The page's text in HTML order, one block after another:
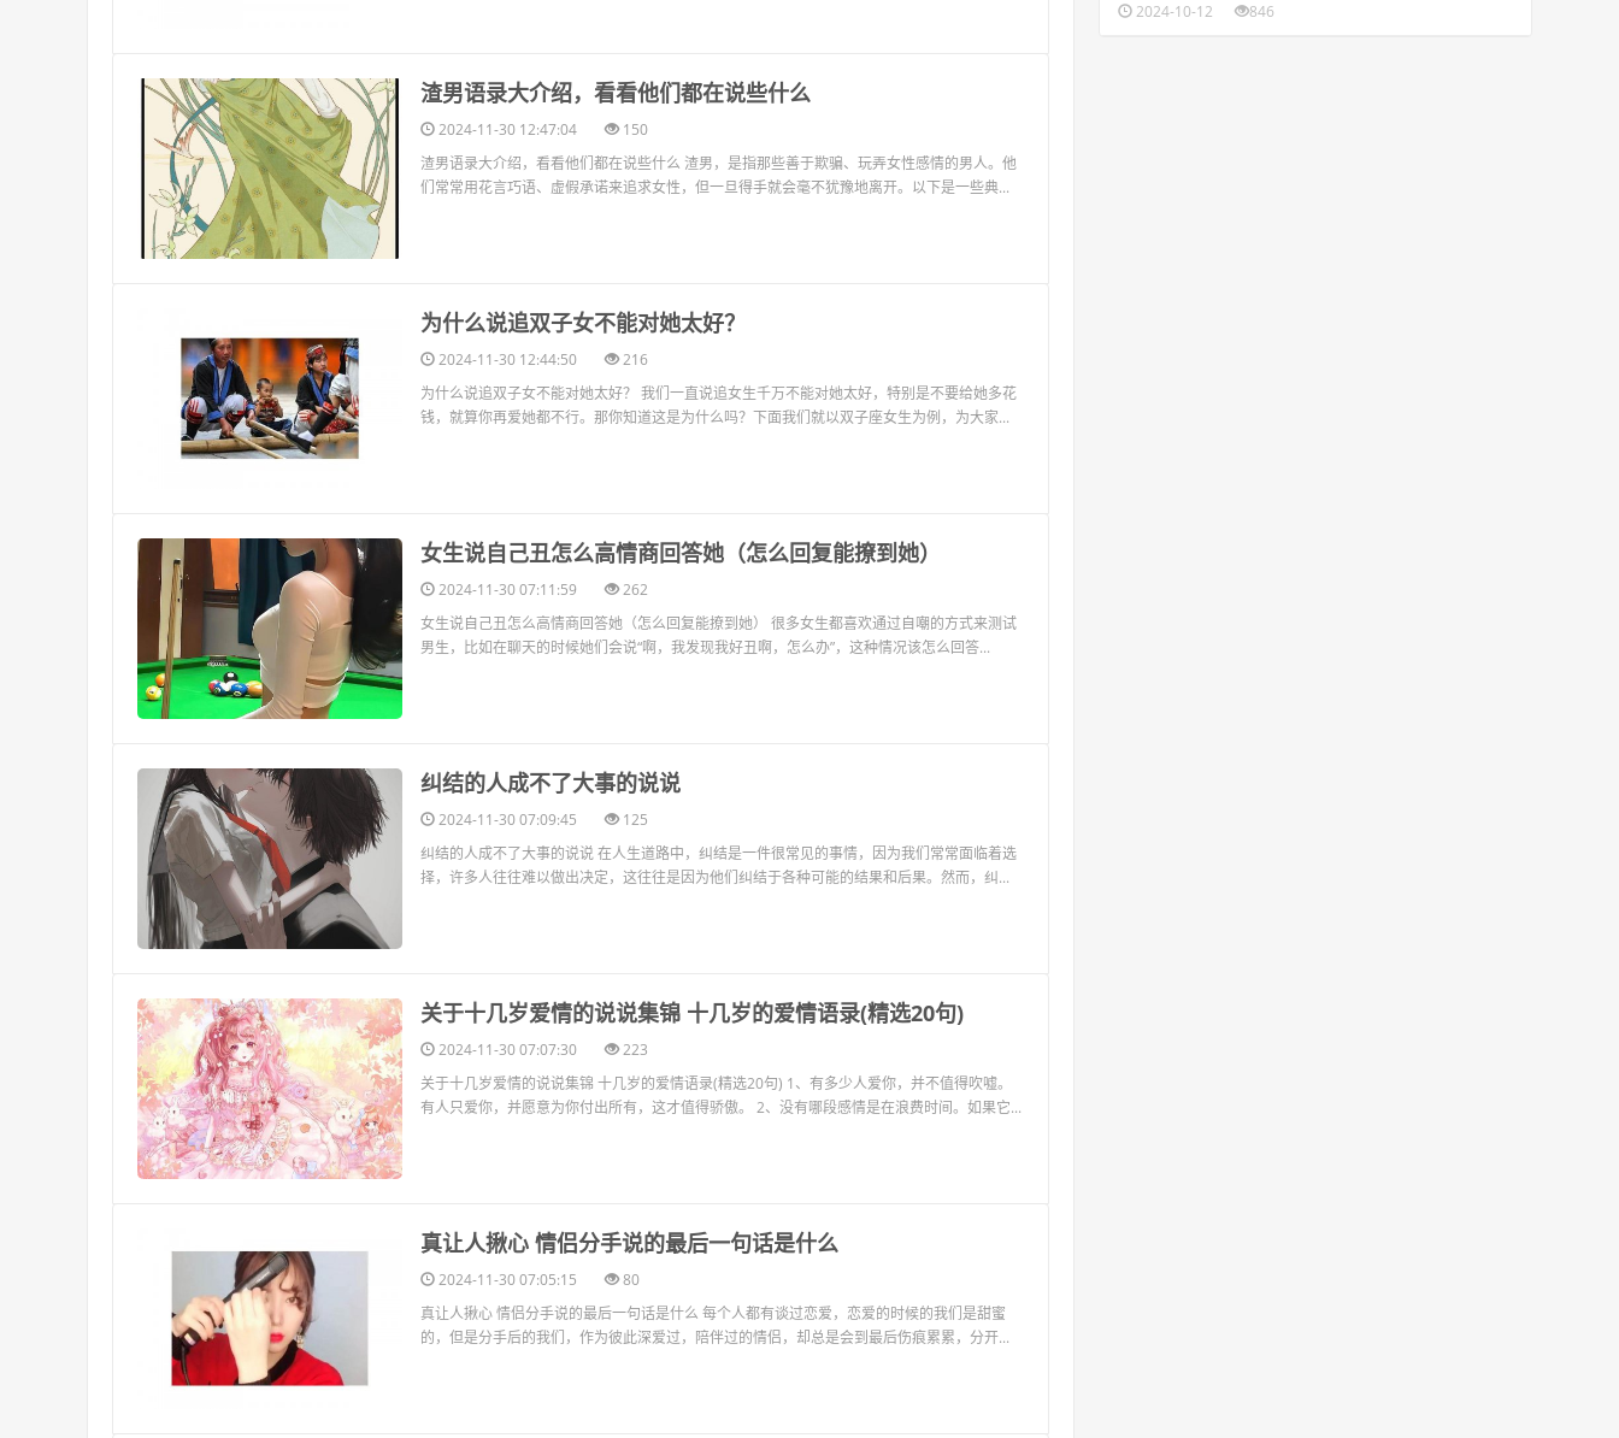
​渣男语录大介绍，看看他们都在说些什么
2024-11-30 12:47:04
150
渣男语录大介绍，看看他们都在说些什么 渣男，是指那些善于欺骗、玩弄女性感情的男人。他
们常常用花言巧语、虚假承诺来追求女性，但一旦得手就会毫不犹豫地离开。以下是一些典...
​为什么说追双子女不能对她太好？
2024-11-30 12:44:50
216
为什么说追双子女不能对她太好？ 我们一直说追女生千万不能对她太好，特别是不要给她多花
钱，就算你再爱她都不行。那你知道这是为什么吗？下面我们就以双子座女生为例，为大家...
​女生说自己丑怎么高情商回答她（怎么回复能撩到她）
2024-11-30 07:11:59
262
女生说自己丑怎么高情商回答她（怎么回复能撩到她） 很多女生都喜欢通过自嘲的方式来测试
男生，比如在聊天的时候她们会说“啊，我发现我好丑啊，怎么办”，这种情况该怎么回答...
​纠结的人成不了大事的说说
2024-11-30 07:09:45
125
纠结的人成不了大事的说说 在人生道路中，纠结是一件很常见的事情，因为我们常常面临着选
择，许多人往往难以做出决定，这往往是因为他们纠结于各种可能的结果和后果。然而，纠...
​关于十几岁爱情的说说集锦 十几岁的爱情语录(精选20句)
2024-11-30 07:07:30
223
关于十几岁爱情的说说集锦 十几岁的爱情语录(精选20句) 1、有多少人爱你，并不值得吹嘘。
有人只爱你，并愿意为你付出所有，这才值得骄傲。 2、没有哪段感情是在浪费时间。如果它...
​真让人揪心 情侣分手说的最后一句话是什么
2024-11-30 07:05:15
80
真让人揪心 情侣分手说的最后一句话是什么 每个人都有谈过恋爱，恋爱的时候的我们是甜蜜
的，但是分手后的我们，作为彼此深爱过，陪伴过的情侣，却总是会到最后伤痕累累，分开...
2024-10-12 846